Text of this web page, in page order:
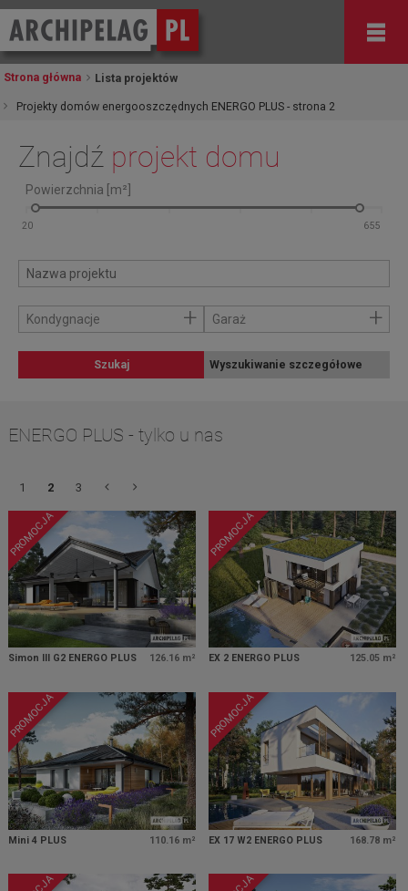
Strona główna Lista projektów
Projekty domów energooszczędnych ENERGO PLUS - strona 2
Znajdź projekt domu
Powierzchnia [m²]
Kondygnacje + Garaż +
Szukaj Wyszukiwanie szczegółowe
ENERGO PLUS - tylko u nas
1 2 3
PROMOCJA
Simon III G2 ENERGO PLUS 126.16 m²
PROMOCJA
EX 2 ENERGO PLUS 125.05 m²
PROMOCJA
Mini 4 PLUS 110.16 m²
PROMOCJA
EX 17 W2 ENERGO PLUS 168.78 m²